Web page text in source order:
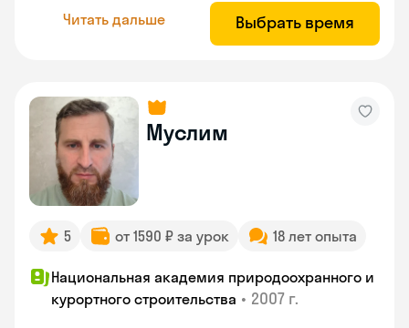
Читать дальше Выбрать время
Муслим
5 от 1590 ₽ за урок 18 лет опыта
Национальная академия природоохранного и
курортного строительства • 2007 г.